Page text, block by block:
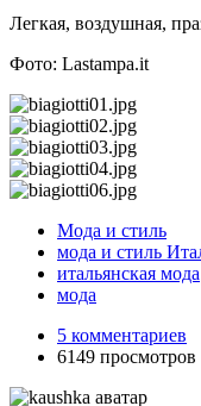
Легкая, воздушная,
Фото: Lastampa.it
Мода и стиль
мода и стиль
итальянская мода
мода
5 комментариев
6149 просмотров